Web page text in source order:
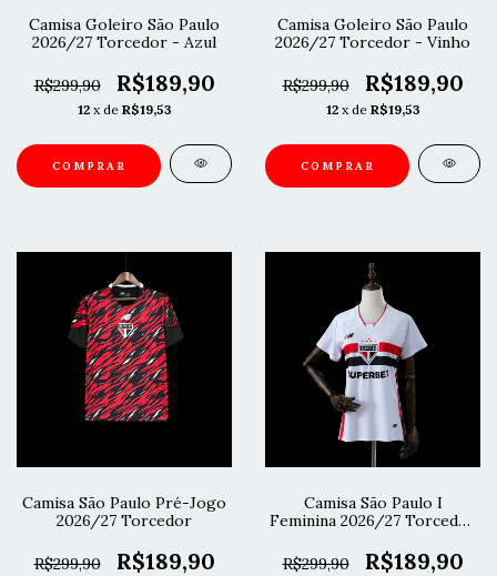
Camisa Goleiro São Paulo
2026/27 Torcedor - Azul
R$299,90 R$189,90
12 x de R$19,53
COMPRAR
Camisa Goleiro São Paulo
2026/27 Torcedor - Vinho
R$299,90 R$189,90
12 x de R$19,53
COMPRAR
Camisa São Paulo Pré-Jogo
2026/27 Torcedor
R$299,90 R$189,90
Camisa São Paulo I
Feminina 2026/27 Torcedor
R$299,90
R$189,90